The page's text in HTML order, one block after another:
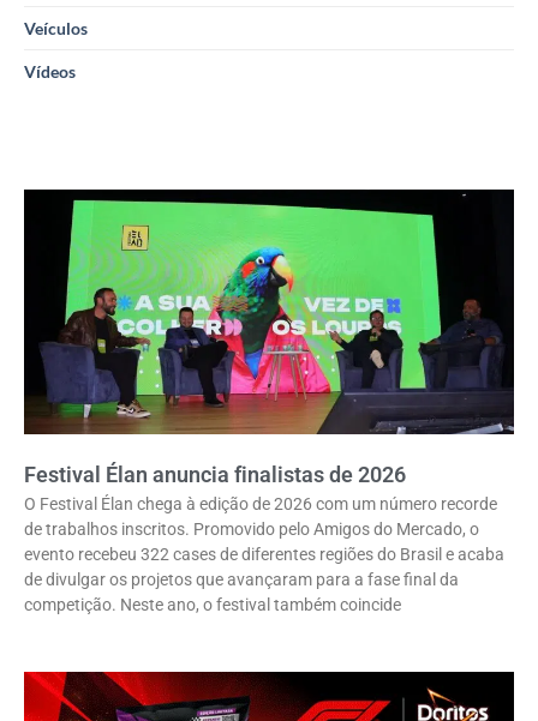
Veículos
Vídeos
Festival Élan anuncia finalistas de 2026
O Festival Élan chega à edição de 2026 com um número recorde
de trabalhos inscritos. Promovido pelo Amigos do Mercado, o
evento recebeu 322 cases de diferentes regiões do Brasil e acaba
de divulgar os projetos que avançaram para a fase final da
competição. Neste ano, o festival também coincide